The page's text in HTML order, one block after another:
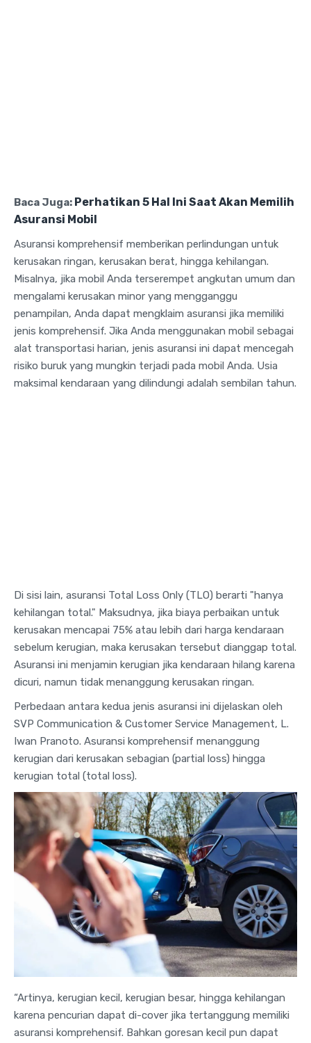
Baca Juga: Perhatikan 5 Hal Ini Saat Akan Memilih
Asuransi Mobil
Asuransi komprehensif memberikan perlindungan untuk
kerusakan ringan, kerusakan berat, hingga kehilangan.
Misalnya, jika mobil Anda terserempet angkutan umum dan
mengalami kerusakan minor yang mengganggu
penampilan, Anda dapat mengklaim asuransi jika memiliki
jenis komprehensif. Jika Anda menggunakan mobil sebagai
alat transportasi harian, jenis asuransi ini dapat mencegah
risiko buruk yang mungkin terjadi pada mobil Anda. Usia
maksimal kendaraan yang dilindungi adalah sembilan tahun.
Di sisi lain, asuransi Total Loss Only (TLO) berarti "hanya
kehilangan total." Maksudnya, jika biaya perbaikan untuk
kerusakan mencapai 75% atau lebih dari harga kendaraan
sebelum kerugian, maka kerusakan tersebut dianggap total.
Asuransi ini menjamin kerugian jika kendaraan hilang karena
dicuri, namun tidak menanggung kerusakan ringan.
Perbedaan antara kedua jenis asuransi ini dijelaskan oleh
SVP Communication & Customer Service Management, L.
Iwan Pranoto. Asuransi komprehensif menanggung
kerugian dari kerusakan sebagian (partial loss) hingga
kerugian total (total loss).
“Artinya, kerugian kecil, kerugian besar, hingga kehilangan
karena pencurian dapat di-cover jika tertanggung memiliki
asuransi komprehensif. Bahkan goresan kecil pun dapat